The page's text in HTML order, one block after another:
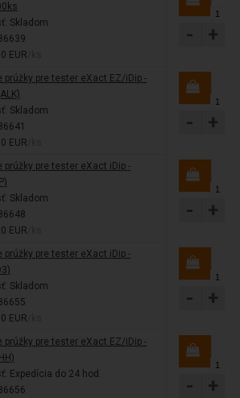
Skladom
EUR
- +
prúžky pre tester eXact EZ/iDip -
Skladom
EUR
- +
prúžky pre tester eXact iDip -
Skladom
EUR
- +
prúžky pre tester eXact iDip -
Skladom
EUR
- +
prúžky pre tester eXact EZ/iDip -
Expedícia do 24 hod.
- +